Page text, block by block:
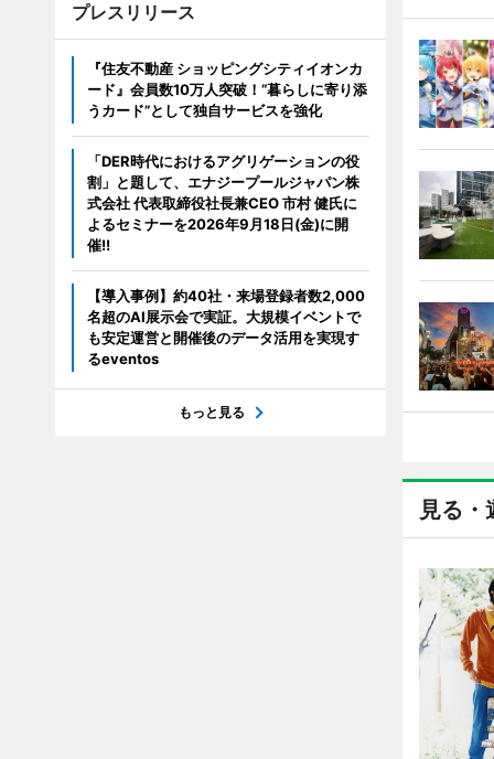
見る・
プレスリリース
『住友不動産 ショッピングシティイオンカ
ード』会員数10万人突破！“暮らしに寄り添
うカード”として独自サービスを強化
「DER時代におけるアグリゲーションの役
割」と題して、エナジープールジャパン株
式会社 代表取締役社長兼CEO 市村 健氏に
よるセミナーを2026年9月18日(金)に開
催!!
【導入事例】約40社・来場登録者数2,000
名超のAI展示会で実証。大規模イベントで
も安定運営と開催後のデータ活用を実現す
るeventos
もっと見る